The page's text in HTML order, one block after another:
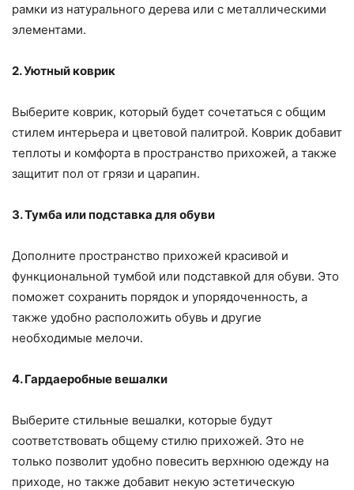
рамки из натурального дерева или с металлическими
элементами.
2. Уютный коврик
Выберите коврик, который будет сочетаться с общим
стилем интерьера и цветовой палитрой. Коврик добавит
теплоты и комфорта в пространство прихожей, а также
защитит пол от грязи и царапин.
3. Тумба или подставка для обуви
Дополните пространство прихожей красивой и
функциональной тумбой или подставкой для обуви. Это
поможет сохранить порядок и упорядоченность, а
также удобно расположить обувь и другие
необходимые мелочи.
4. Гардаеробные вешалки
Выберите стильные вешалки, которые будут
соответствовать общему стилю прихожей. Это не
только позволит удобно повесить верхнюю одежду на
приходе, но также добавит некую эстетическую